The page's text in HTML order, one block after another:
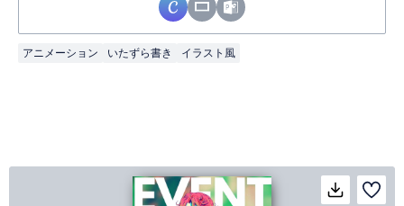
アニメーション いたずら書き イラスト風